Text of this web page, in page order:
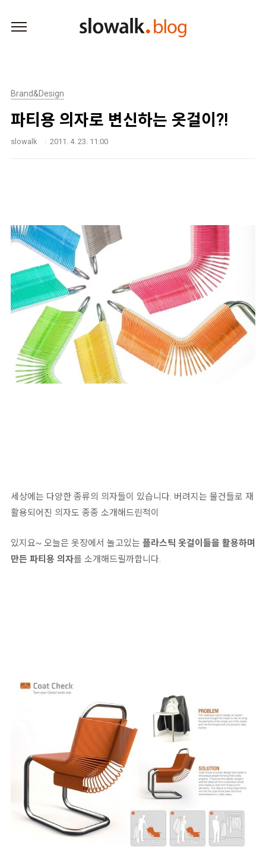
Brand&Design
파티용 의자로 변신하는 옷걸이?!
slowalk 2011. 4. 23. 11:00
세상에는 다양한 종류의 의자들이 있습니다. 버려지는 물건들로 재
활용되어진 의자도 종종 소개해드린적이
있지요~ 오늘은 옷장에서 놀고있는 플라스틱 옷걸이들을 활용하며
만든 파티용 의자를 소개해드릴까합니다.